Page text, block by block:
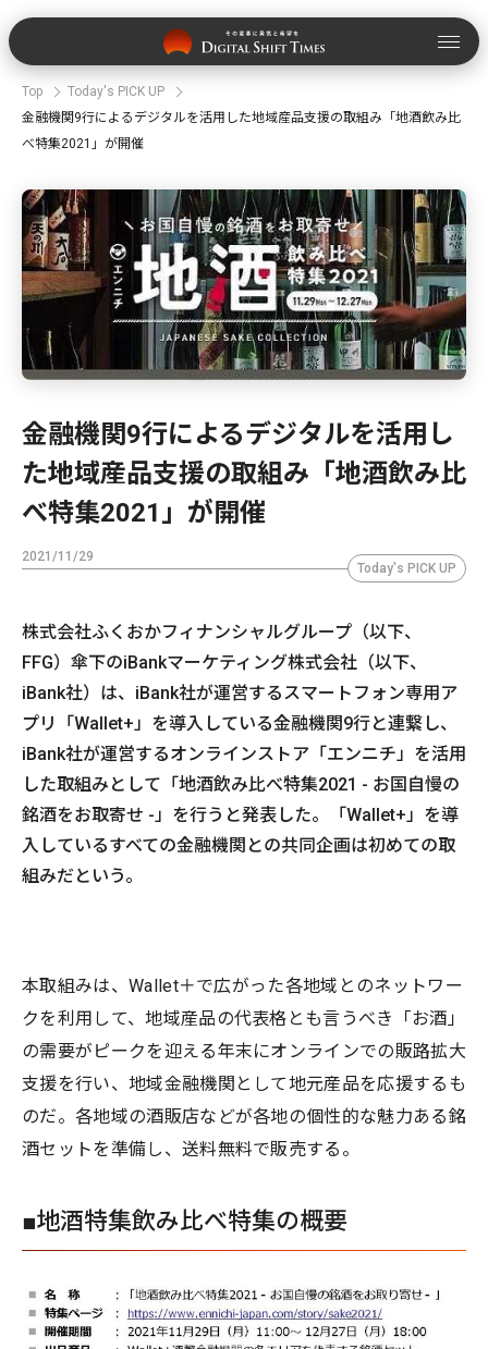
Top
Today's PICK UP
金融機関9行によるデジタルを活用した地域産品支援の取組み「地酒飲み比
べ特集2021」が開催
金融機関9行によるデジタルを活用し
た地域産品支援の取組み「地酒飲み比
べ特集2021」が開催
2021/11/29
Today's PICK UP
株式会社ふくおかフィナンシャルグループ（以下、
FFG）傘下のiBankマーケティング株式会社（以下、
iBank社）は、iBank社が運営するスマートフォン専用ア
プリ「Wallet+」を導入している金融機関9行と連繋し、
iBank社が運営するオンラインストア「エンニチ」を活用
した取組みとして「地酒飲み比べ特集2021 - お国自慢の
銘酒をお取寄せ -」を行うと発表した。「Wallet+」を導
入しているすべての金融機関との共同企画は初めての取
組みだという。
本取組みは、Wallet＋で広がった各地域とのネットワー
クを利用して、地域産品の代表格とも言うべき「お酒」
の需要がピークを迎える年末にオンラインでの販路拡大
支援を行い、地域金融機関として地元産品を応援するも
のだ。各地域の酒販店などが各地の個性的な魅力ある銘
酒セットを準備し、送料無料で販売する。
■地酒特集飲み比べ特集の概要